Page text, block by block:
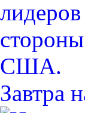
Завтра